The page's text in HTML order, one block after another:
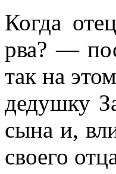
Когда
рва? —
так на
дедушку
сына и,
своего